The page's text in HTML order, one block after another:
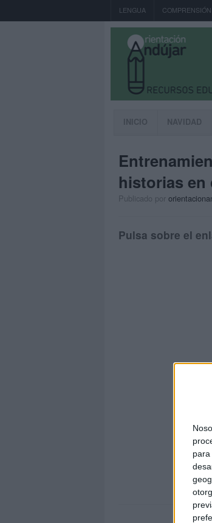
LENGUA
INICIO NAVIDAD
historias en
Publicado por
Pulsa sobre el